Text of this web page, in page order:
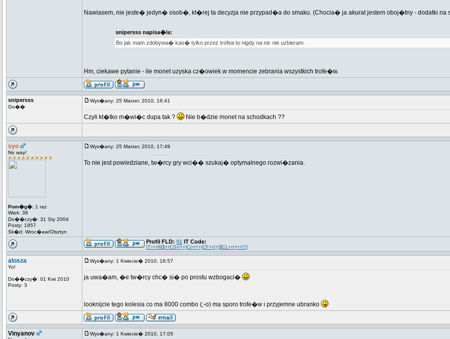
Nawiasem, nie jeste� jedyn� osob�, kt�rej ta decyzja nie przypad�a do smaku. (Chocia� ja akurat jestem oboj�tny - dodatki na
snipersss napisa�/a:
Bo jak mam zdobywa� kas� tylko przez trofea to nigdy na nic nie uzbieram.
Hm, ciekawe pytanie - ile monet uzyska cz�owiek w momencie zebrania wszystkich trofe�w.
snipersss
Go��
Wys�any: 25 Marzec 2010, 16:41
Czyli kt�tko m�wi�c dupa tak ? Nie b�dzie monet na schodkach ??
syo
No way!
Pom�g�: 1 raz
Wiek: 38
Do��czy�: 31 Sty 2004
Posty: 1957
Sk�d: Wroc�aw/Olsztyn
Wys�any: 25 Marzec 2010, 17:49
To nie jest powiedziane, tw�rcy gry wci�� szukaj� optymalnego rozwi�zania.
Profil FLD: 91 IT Code:
IT+++M$++CS+(++)CI+(++)CF++(+)$CL++(+++!!!)
alosza
Yo!
Do��czy�: 01 Kwi 2010
Posty: 3
Wys�any: 1 Kwiecie� 2010, 16:57
ja uwa�am, �e tw�rcy chc� si� po prostu wzbogaci�
looknijcie tego kolesia co ma 8000 combo (;-o) ma sporo trofe�w i przyjemne ubranko
Vinyanov Wys�any: 1 Kwiecie� 2010, 17:05